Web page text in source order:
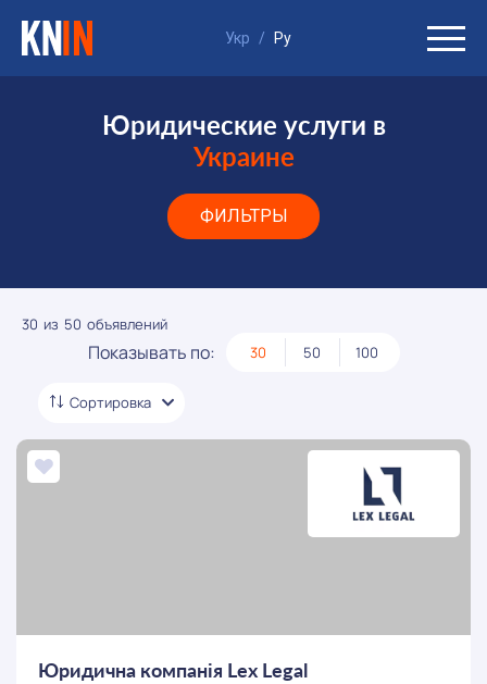
Укр / Ру
Юридические услуги в
Украине
ФИЛЬТРЫ
30 из 50 объявлений
Показывать по: 30 50 100
Сортировка
Юридична компанія Lex Legal